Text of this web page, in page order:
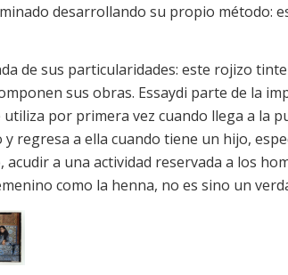
desarrollando su propio método:
de sus particularidades: este rojizo
sus obras. Essaydi parte de la
por primera vez cuando llega a la
regresa a ella cuando tiene un hijo,
a una actividad reservada a los
como la henna, no es sino un